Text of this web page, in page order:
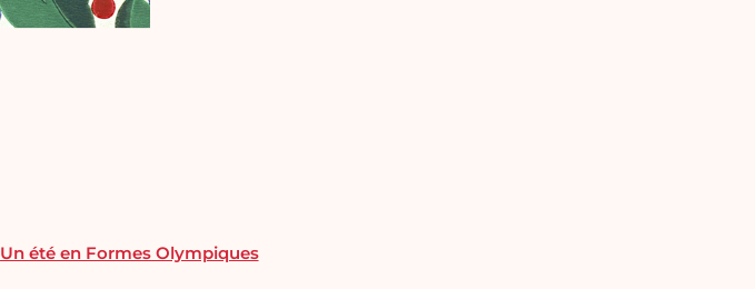
Un été en Formes Olympiques